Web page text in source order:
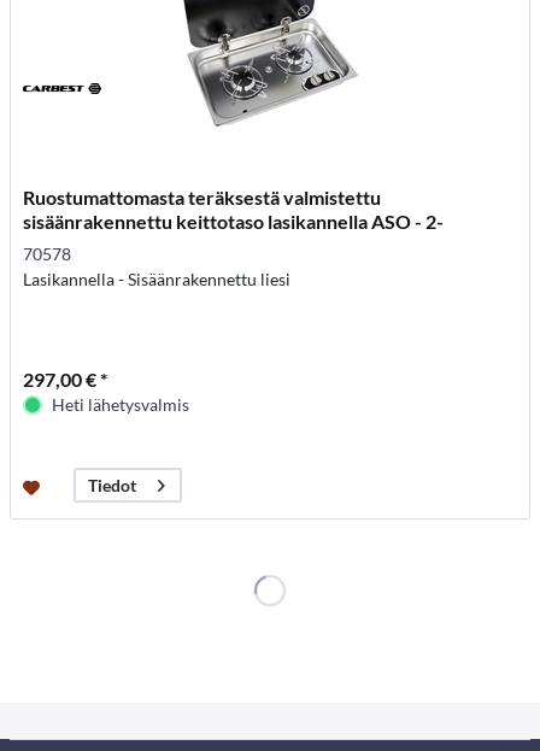
Ruostumattomasta teräksestä valmistettu
sisäänrakennettu keittotaso lasikannella ASO - 2-
poltinliesi
70578
Lasikannella - Sisäänrakennettu liesi
297,00 € *
Heti lähetysvalmis
Tiedot